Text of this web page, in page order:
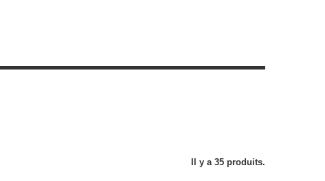
Il y a 35 produits.